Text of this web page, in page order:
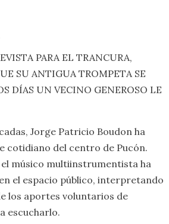
PARA EL TRANCURA,
SU ANTIGUA TROMPETA SE
DÍAS UN VECINO GENEROSO LE
Jorge Patricio Boudon ha
cotidiano del centro de Pucón.
músico multiinstrumentista ha
el espacio público, interpretando
los aportes voluntarios de
escucharlo.